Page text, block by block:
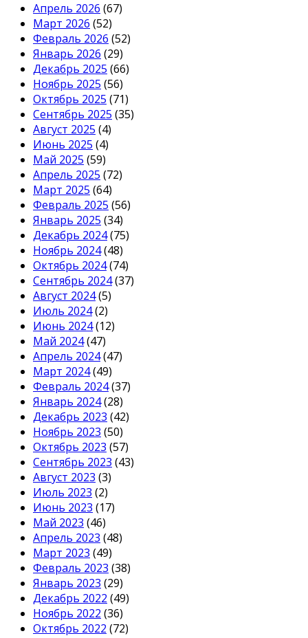
Апрель 2026 (67)
Март 2026 (52)
Февраль 2026 (52)
Январь 2026 (29)
Декабрь 2025 (66)
Ноябрь 2025 (56)
Октябрь 2025 (71)
Сентябрь 2025 (35)
Август 2025 (4)
Июнь 2025 (4)
Май 2025 (59)
Апрель 2025 (72)
Март 2025 (64)
Февраль 2025 (56)
Январь 2025 (34)
Декабрь 2024(75)
Ноябрь 2024(48)
Октябрь 2024(74)
Сентябрь 2024(37)
Август 2024(5)
Июль 2024(2)
Июнь 2024(12)
Май 2024(47)
Апрель 2024(47)
Март 2024(49)
Февраль 2024(37)
Январь 2024(28)
Декабрь 2023 (42)
Ноябрь 2023 (50)
Октябрь 2023 (57)
Сентябрь 2023 (43)
Август 2023 (3)
Июль 2023 (2)
Июнь 2023 (17)
Май 2023 (46)
Апрель 2023 (48)
Март 2023 (49)
Февраль 2023 (38)
Январь 2023 (29)
Декабрь 2022 (49)
Ноябрь 2022 (36)
Октябрь 2022 (72)